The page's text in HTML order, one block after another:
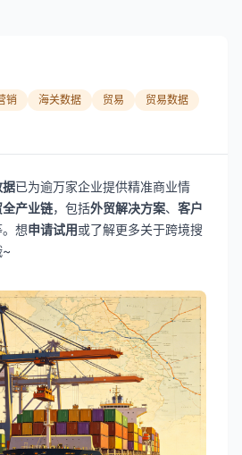
销 海关数据 贸易
贸易数据
据已为逾万家企业提供精准商业情
产业链，包括外贸解决方案、 客户
想申请试用或了解更多关于跨境搜
~